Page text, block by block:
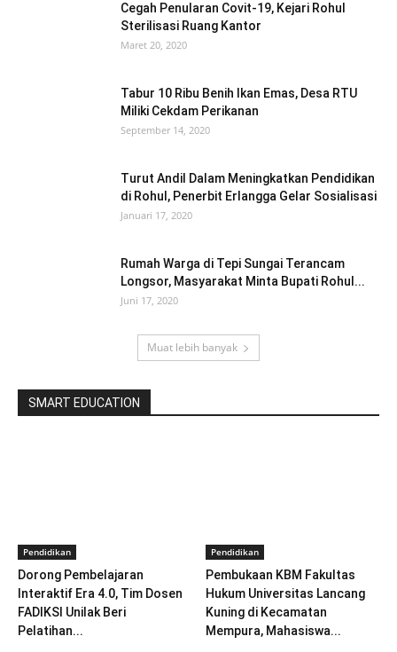
Cegah Penularan Covit-19, Kejari Rohul
Sterilisasi Ruang Kantor
Maret 20, 2020
Tabur 10 Ribu Benih Ikan Emas, Desa RTU
Miliki Cekdam Perikanan
September 14, 2020
Turut Andil Dalam Meningkatkan Pendidikan
di Rohul, Penerbit Erlangga Gelar Sosialisasi
Januari 17, 2020
Rumah Warga di Tepi Sungai Terancam
Longsor, Masyarakat Minta Bupati Rohul...
Juni 17, 2020
Muat lebih banyak
SMART EDUCATION
Pendidikan
Dorong Pembelajaran
Interaktif Era 4.0, Tim Dosen
FADIKSI Unilak Beri
Pelatihan...
Pendidikan
Pembukaan KBM Fakultas
Hukum Universitas Lancang
Kuning di Kecamatan
Mempura, Mahasiswa...